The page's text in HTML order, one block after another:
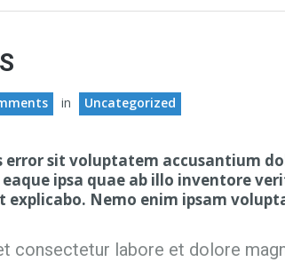
in Uncategorized
error sit voluptatem accusantium
ipsa quae ab illo inventore
Nemo enim ipsam
consectetur labore et dolore